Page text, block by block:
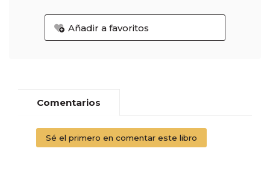
Añadir a favoritos
Comentarios
Sé el primero en comentar este libro